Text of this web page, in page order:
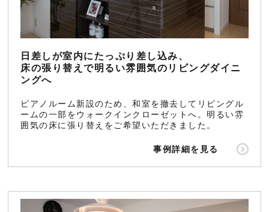
日差しが室内にたっぷり差し込み、
床の張り替えで明るい雰囲気のリビングダイニ
ングへ
ピアノルーム新設のため、和室を撤去してリビングル
ームの一部をウォークインクローゼットへ。明るい雰
囲気の床に張り替えをご希望いただきました。
事例詳細を見る